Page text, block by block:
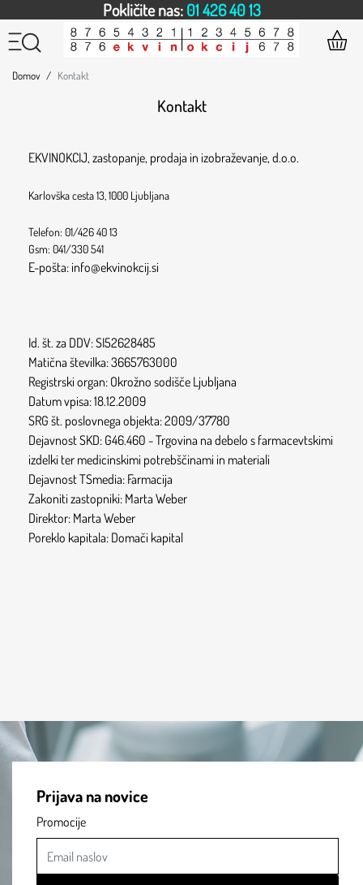
Pokličite nas:01 426 40 13
Domov Kontakt
Kontakt
EKVINOKCIJ, zastopanje, prodaja in izobraževanje, d.o.o.
Karlovška cesta 13, 1000 Ljubljana
Telefon: 01/426 40 13
Gsm: 041/330 541
E-pošta: info@ekvinokcij.si
Id. št. za DDV: SI52628485
Matična številka: 3665763000
Registrski organ: Okrožno sodišče Ljubljana
Datum vpisa: 18.12.2009
SRG št. poslovnega objekta: 2009/37780
Dejavnost SKD: G46.460 - Trgovina na debelo s farmacevtskimi
izdelki ter medicinskimi potrebščinami in materiali
Dejavnost TSmedia: Farmacija
Zakoniti zastopniki: Marta Weber
Direktor: Marta Weber
Poreklo kapitala: Domači kapital
Prijava na novice
Promocije